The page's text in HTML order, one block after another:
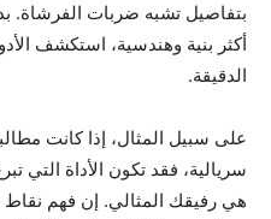
بتفاصيل تشبه ضربات الفرشاة.
أكثر بنية وهندسية، استكشف
الدقيقة.
على سبيل المثال، إذا كانت
سريالية، فقد تكون الأداة التي
هي رفيقك المثالي. إن فهم نقاط